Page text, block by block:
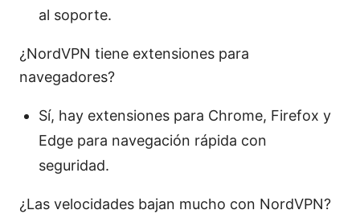
al soporte.
¿NordVPN tiene extensiones para
navegadores?
Sí, hay extensiones para Chrome, Firefox y
Edge para navegación rápida con
seguridad.
¿Las velocidades bajan mucho con NordVPN?